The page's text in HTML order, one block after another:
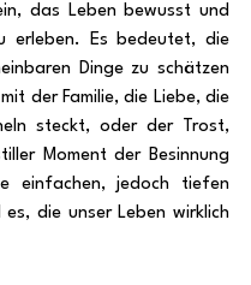
das Leben bewusst und
erleben. Es bedeutet, die
Dinge zu schätzen
der Familie, die Liebe, die
steckt, oder der Trost,
Moment der Besinnung
einfachen, jedoch tiefen
es, die unser Leben wirklich